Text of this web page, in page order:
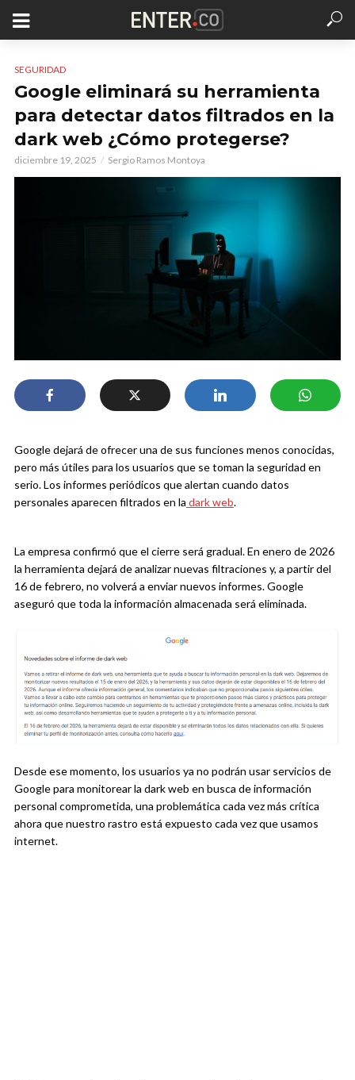
SEGURIDAD
Google eliminará su herramienta
para detectar datos filtrados en la
dark web ¿Cómo protegerse?
diciembre 19, 2025 Sergio Ramos Montoya
Google dejará de ofrecer una de sus funciones menos conocidas,
pero más útiles para los usuarios que se toman la seguridad en
serio. Los informes periódicos que alertan cuando datos
personales aparecen filtrados en la dark web.
La empresa confirmó que el cierre será gradual. En enero de 2026
la herramienta dejará de analizar nuevas filtraciones y, a partir del
16 de febrero, no volverá a enviar nuevos informes. Google
aseguró que toda la información almacenada será eliminada.
Desde ese momento, los usuarios ya no podrán usar servicios de
Google para monitorear la dark web en busca de información
personal comprometida, una problemática cada vez más crítica
ahora que nuestro rastro está expuesto cada vez que usamos
internet.